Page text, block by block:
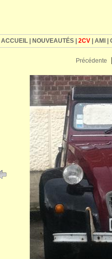
ACCUEIL| NOUVEAUTÉS| 2CV| AMI
Précédente